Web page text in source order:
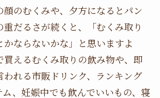
顔のむくみや、夕方になるとパン
だるさが続くと、「むくみ取り
かならないかな」と思いますよ
買えるむくみ取りの飲み物や、即
われる市販ドリンク、ランキング
ム、妊娠中でも飲んでいいもの、寝